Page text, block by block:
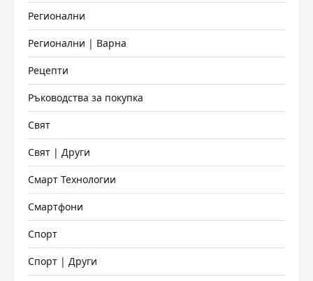
Регионални
Регионални | Варна
Рецепти
Ръководства за покупка
Свят
Свят | Други
Смарт Технологии
Смартфони
Спорт
Спорт | Други